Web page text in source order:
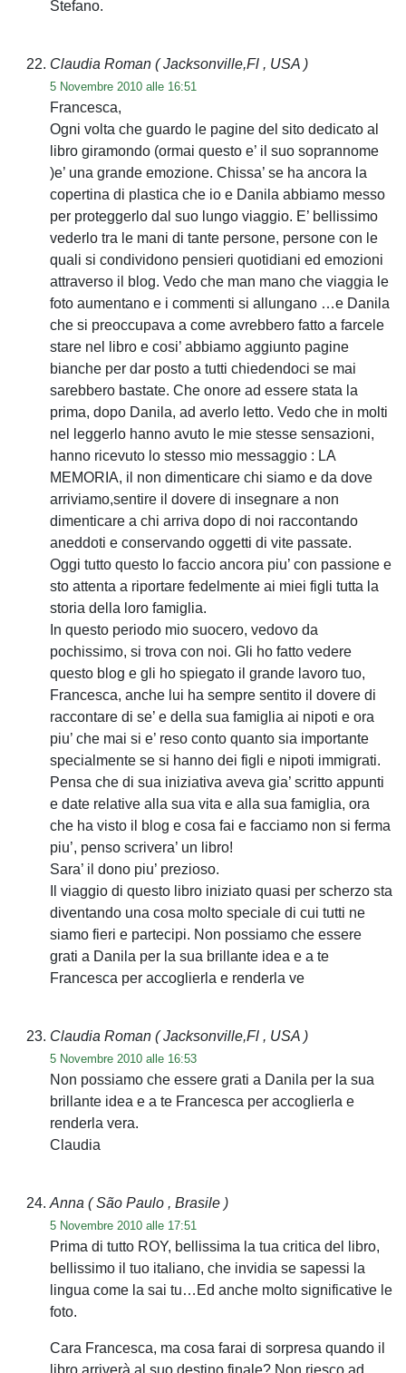
Stefano.
Claudia Roman ( Jacksonville,Fl , USA )
5 Novembre 2010 alle 16:51
Francesca,
Ogni volta che guardo le pagine del sito dedicato al
libro giramondo (ormai questo e’ il suo soprannome
)e’ una grande emozione. Chissa’ se ha ancora la
copertina di plastica che io e Danila abbiamo messo
per proteggerlo dal suo lungo viaggio. E’ bellissimo
vederlo tra le mani di tante persone, persone con le
quali si condividono pensieri quotidiani ed emozioni
attraverso il blog. Vedo che man mano che viaggia le
foto aumentano e i commenti si allungano …e Danila
che si preoccupava a come avrebbero fatto a farcele
stare nel libro e cosi’ abbiamo aggiunto pagine
bianche per dar posto a tutti chiedendoci se mai
sarebbero bastate. Che onore ad essere stata la
prima, dopo Danila, ad averlo letto. Vedo che in molti
nel leggerlo hanno avuto le mie stesse sensazioni,
hanno ricevuto lo stesso mio messaggio : LA
MEMORIA, il non dimenticare chi siamo e da dove
arriviamo,sentire il dovere di insegnare a non
dimenticare a chi arriva dopo di noi raccontando
aneddoti e conservando oggetti di vite passate.
Oggi tutto questo lo faccio ancora piu’ con passione e
sto attenta a riportare fedelmente ai miei figli tutta la
storia della loro famiglia.
In questo periodo mio suocero, vedovo da
pochissimo, si trova con noi. Gli ho fatto vedere
questo blog e gli ho spiegato il grande lavoro tuo,
Francesca, anche lui ha sempre sentito il dovere di
raccontare di se’ e della sua famiglia ai nipoti e ora
piu’ che mai si e’ reso conto quanto sia importante
specialmente se si hanno dei figli e nipoti immigrati.
Pensa che di sua iniziativa aveva gia’ scritto appunti
e date relative alla sua vita e alla sua famiglia, ora
che ha visto il blog e cosa fai e facciamo non si ferma
piu’, penso scrivera’ un libro!
Sara’ il dono piu’ prezioso.
Il viaggio di questo libro iniziato quasi per scherzo sta
diventando una cosa molto speciale di cui tutti ne
siamo fieri e partecipi. Non possiamo che essere
grati a Danila per la sua brillante idea e a te
Francesca per accoglierla e renderla ve
Claudia Roman ( Jacksonville,Fl , USA )
5 Novembre 2010 alle 16:53
Non possiamo che essere grati a Danila per la sua
brillante idea e a te Francesca per accoglierla e
renderla vera.
Claudia
Anna ( São Paulo , Brasile )
5 Novembre 2010 alle 17:51
Prima di tutto ROY, bellissima la tua critica del libro,
bellissimo il tuo italiano, che invidia se sapessi la
lingua come la sai tu…Ed anche molto significative le
foto.
Cara Francesca, ma cosa farai di sorpresa quando il
libro arriverà al suo destino finale? Non riesco ad